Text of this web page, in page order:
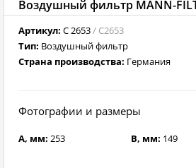
Воздушный фильтр MANN-
Артикул: C 2653/ C2653
Тип: Воздушный фильтр
Страна производства: Германия
Фотографии и размеры
A, мм: 253 B, мм: 149